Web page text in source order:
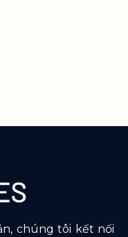
chúng tôi kết nối